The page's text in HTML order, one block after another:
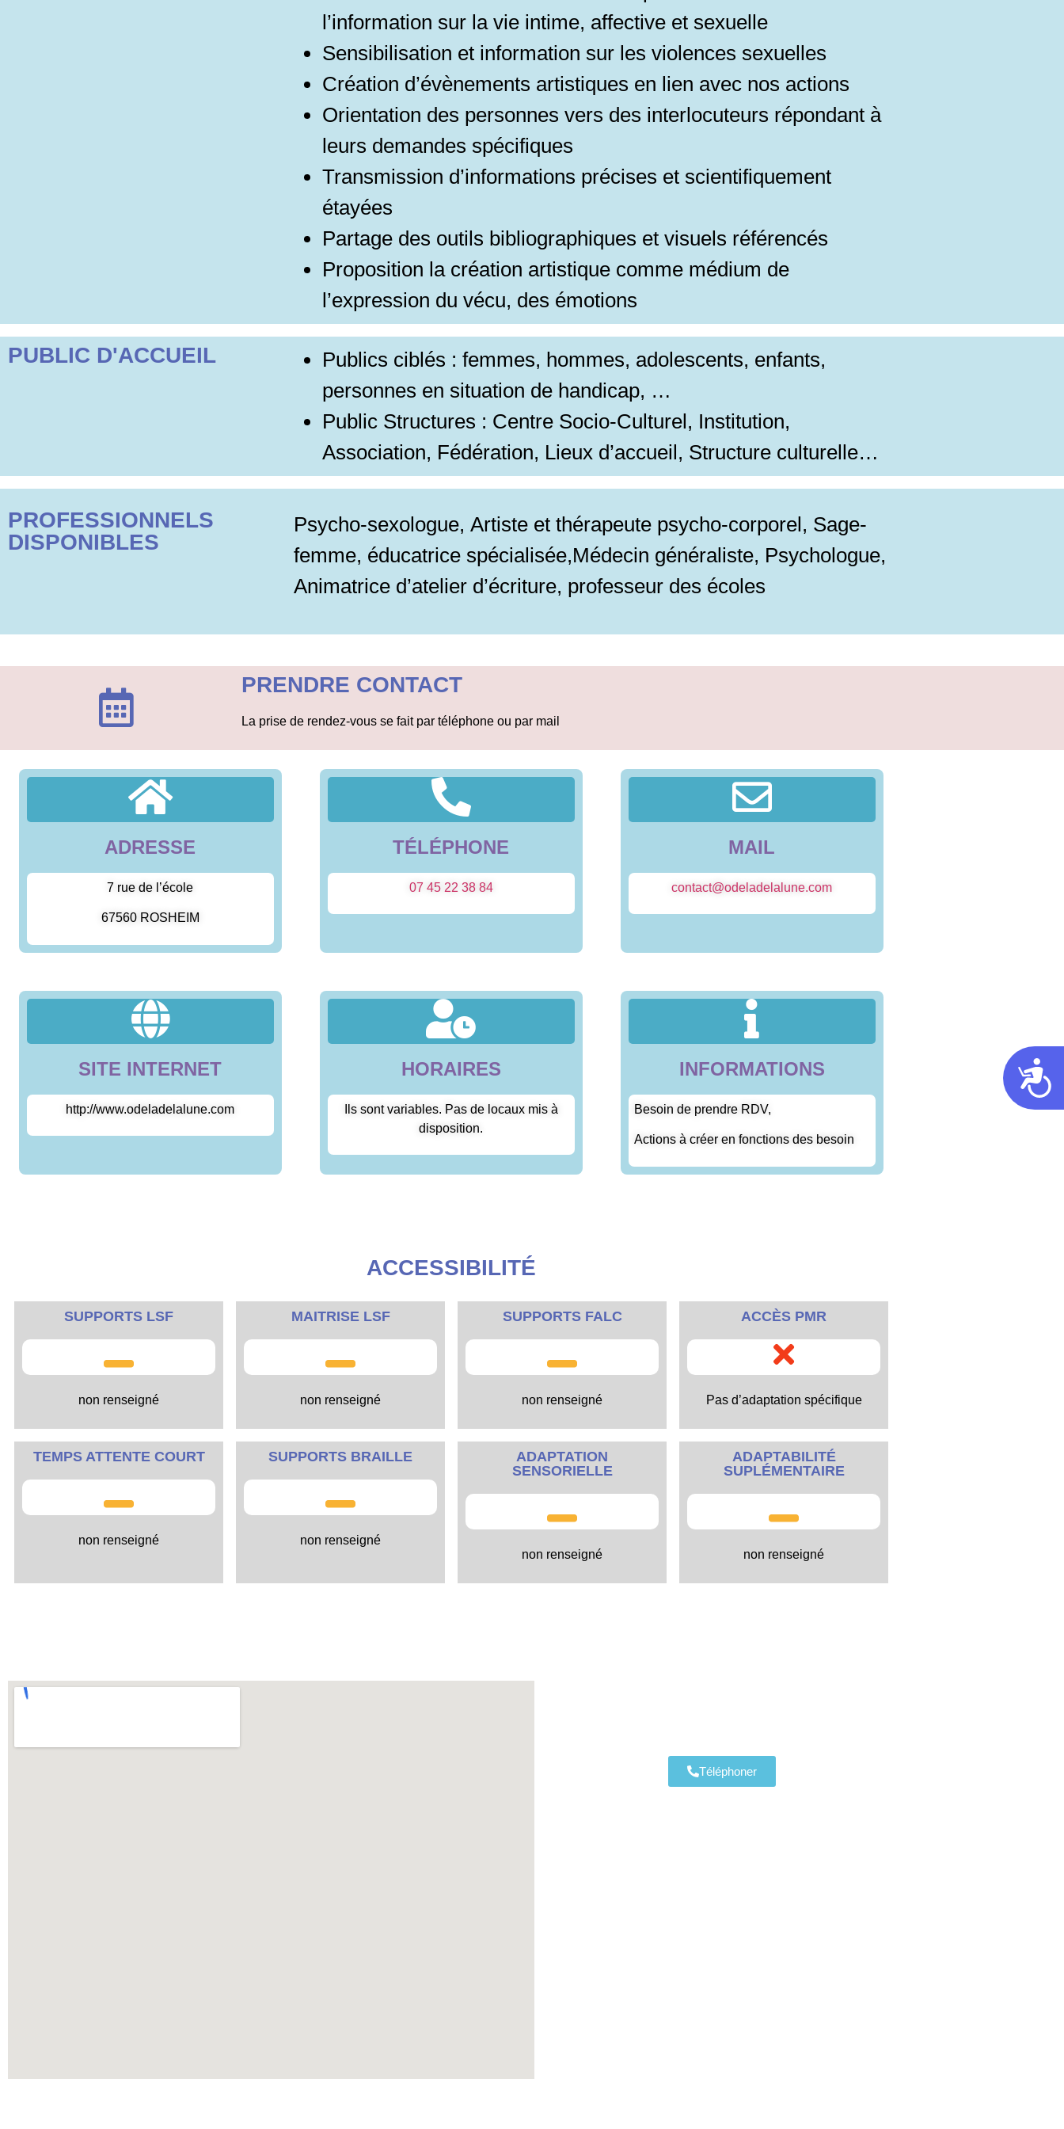
l’information sur la vie intime, affective et sexuelle
Sensibilisation et information sur les violences sexuelles
Création d’évènements artistiques en lien avec nos actions
Orientation des personnes vers des interlocuteurs répondant à
leurs demandes spécifiques
Transmission d’informations précises et scientifiquement
étayées
Partage des outils bibliographiques et visuels référencés
Proposition la création artistique comme médium de
l’expression du vécu, des émotions
PUBLIC D'ACCUEIL
Publics ciblés : femmes, hommes, adolescents, enfants,
personnes en situation de handicap, …
Public Structures : Centre Socio-Culturel, Institution,
Association, Fédération, Lieux d’accueil, Structure culturelle…
PROFESSIONNELS
DISPONIBLES
Psycho-sexologue, Artiste et thérapeute psycho-corporel, Sage-
femme, éducatrice spécialisée,Médecin généraliste, Psychologue,
Animatrice d’atelier d’écriture, professeur des écoles
PRENDRE CONTACT
La prise de rendez-vous se fait par téléphone ou par mail
ADRESSE
7 rue de l’école
67560 ROSHEIM
TÉLÉPHONE
07 45 22 38 84
MAIL
contact@odeladelalune.com
SITE INTERNET
http://www.odeladelalune.com
HORAIRES
Ils sont variables. Pas de locaux mis à
disposition.
INFORMATIONS
Besoin de prendre RDV,
Actions à créer en fonctions des besoin
ACCESSIBILITÉ
SUPPORTS LSF
non renseigné
MAITRISE LSF
non renseigné
SUPPORTS FALC
non renseigné
ACCÈS PMR
Pas d’adaptation spécifique
TEMPS ATTENTE COURT
non renseigné
SUPPORTS BRAILLE
non renseigné
ADAPTATION
SENSORIELLE
non renseigné
ADAPTABILITÉ
SUPLÉMENTAIRE
non renseigné
Téléphoner